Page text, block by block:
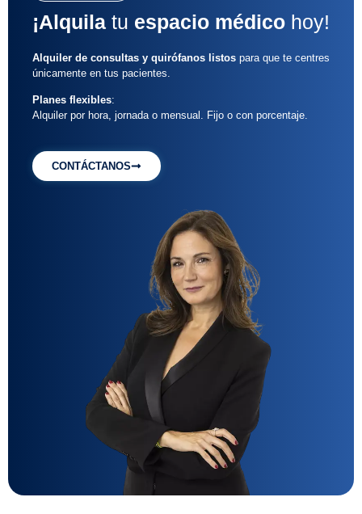
¡Alquila tu espacio médico hoy!
Alquiler de consultas y quirófanos listos para que te centres
únicamente en tus pacientes.
Planes flexibles:
Alquiler por hora, jornada o mensual. Fijo o con porcentaje.
CONTÁCTANOS